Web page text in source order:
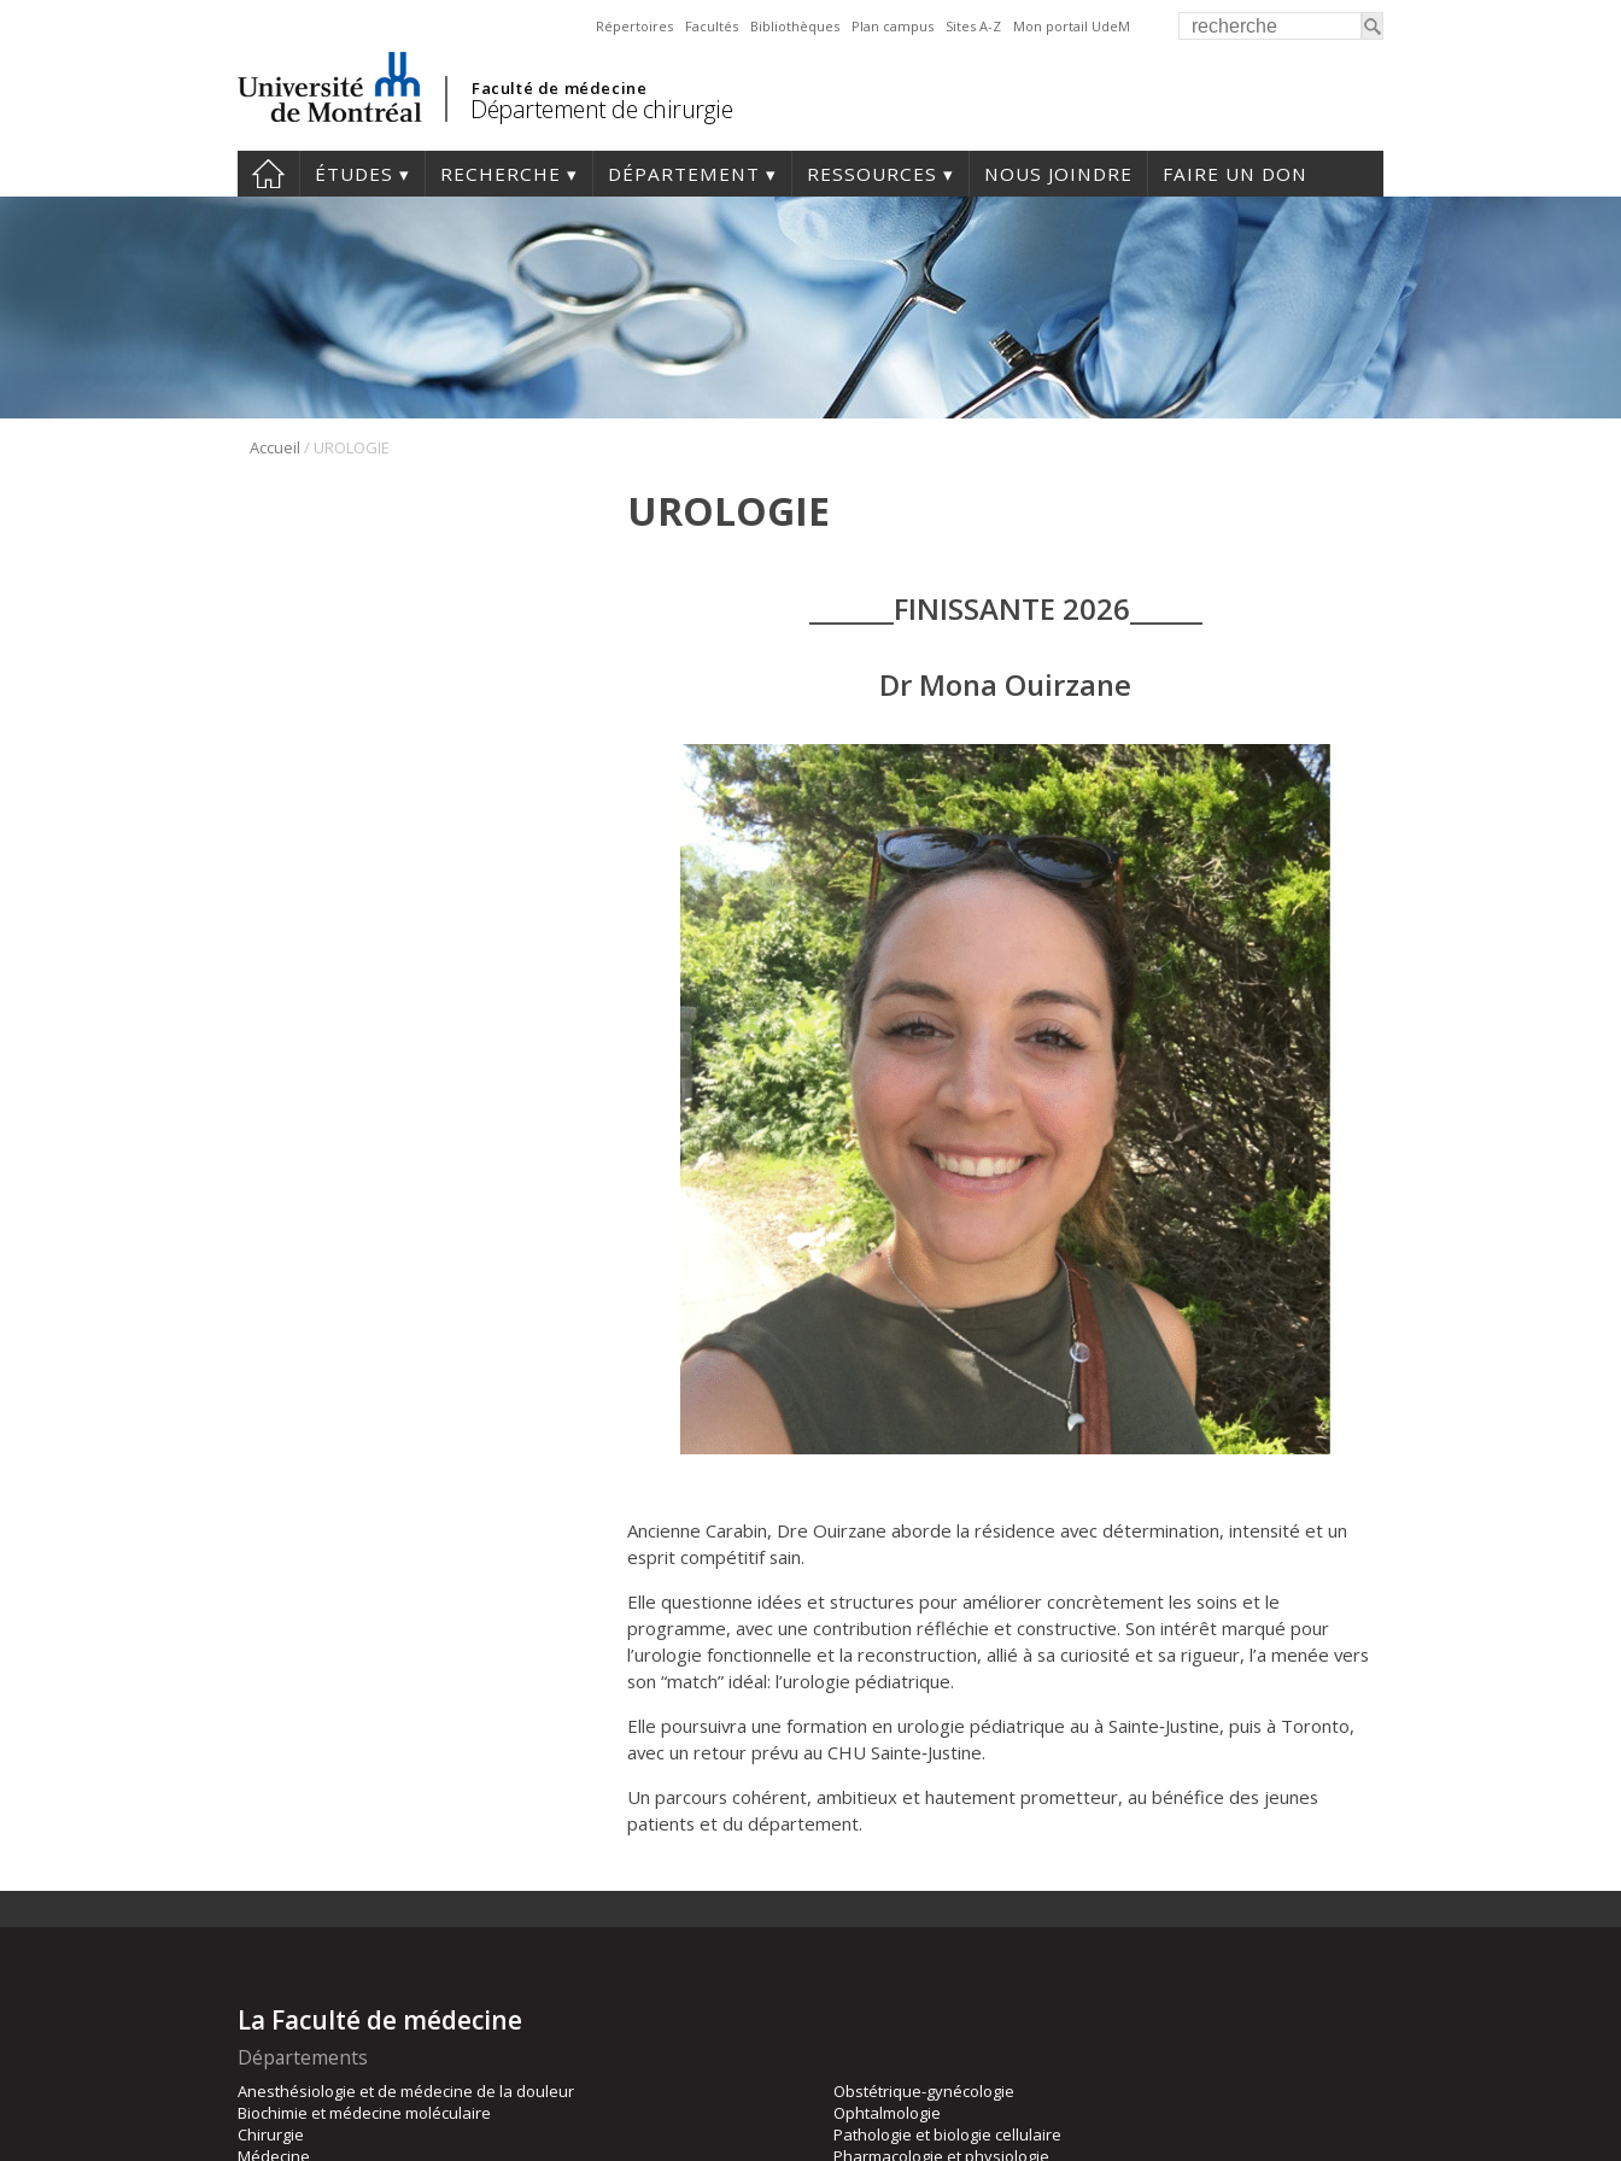
Répertoires Facultés Bibliothèques Plan campus Sites A-Z Mon portail UdeM
Faculté de médecine
Département de chirurgie
ÉTUDES RECHERCHE DÉPARTEMENT RESSOURCES NOUS JOINDRE FAIRE UN DON
Accueil / UROLOGIE
UROLOGIE
_______FINISSANTE 2026______
Dr Mona Ouirzane
Ancienne Carabin, Dre Ouirzane aborde la résidence avec détermination, intensité et un
esprit compétitif sain.
Elle questionne idées et structures pour améliorer concrètement les soins et le
programme, avec une contribution réfléchie et constructive. Son intérêt marqué pour
l’urologie fonctionnelle et la reconstruction, allié à sa curiosité et sa rigueur, l’a menée vers
son “match” idéal: l’urologie pédiatrique.
Elle poursuivra une formation en urologie pédiatrique au à Sainte‑Justine, puis à Toronto,
avec un retour prévu au CHU Sainte‑Justine.
Un parcours cohérent, ambitieux et hautement prometteur, au bénéfice des jeunes
patients et du département.
La Faculté de médecine
Départements
Anesthésiologie et de médecine de la douleur
Biochimie et médecine moléculaire
Chirurgie
Médecine
Obstétrique-gynécologie
Ophtalmologie
Pathologie et biologie cellulaire
Pharmacologie et physiologie